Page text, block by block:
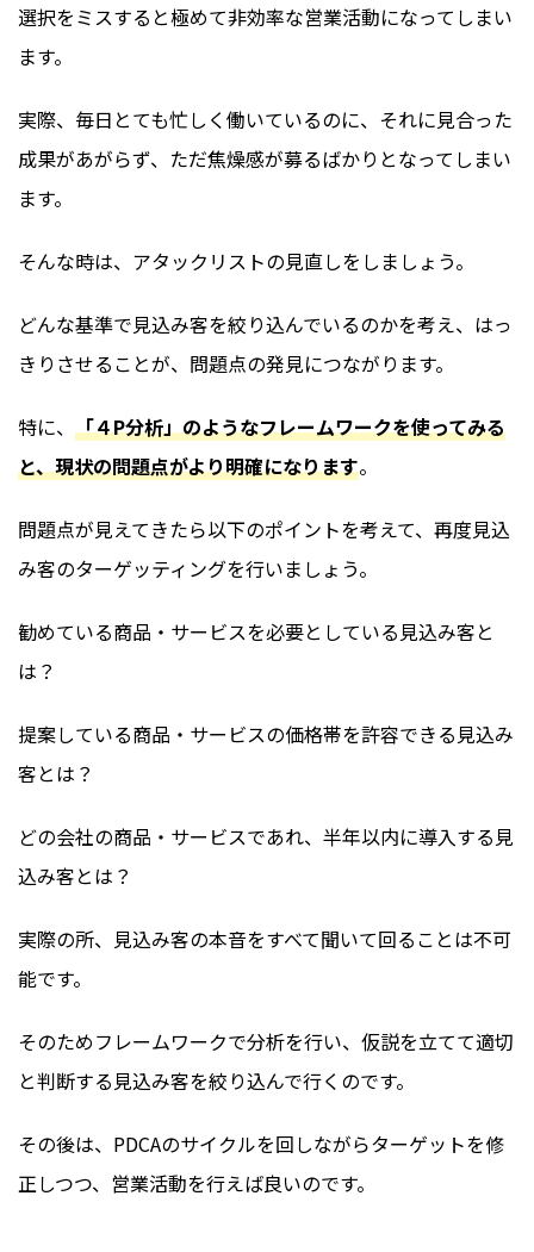
選択をミスすると極めて非効率な営業活動になってしまい
ます。
実際、毎日とても忙しく働いているのに、それに見合った
成果があがらず、ただ焦燥感が募るばかりとなってしまい
ます。
そんな時は、アタックリストの見直しをしましょう。
どんな基準で見込み客を絞り込んでいるのかを考え、はっ
きりさせることが、問題点の発見につながります。
特に、 「４P分析」のようなフレームワークを使ってみる
と、現状の問題点がより明確になります。
問題点が見えてきたら以下のポイントを考えて、再度見込
み客のターゲッティングを行いましょう。
勧めている商品・サービスを必要としている見込み客と
は？
提案している商品・サービスの価格帯を許容できる見込み
客とは？
どの会社の商品・サービスであれ、半年以内に導入する見
込み客とは？
実際の所、見込み客の本音をすべて聞いて回ることは不可
能です。
そのためフレームワークで分析を行い、仮説を立てて適切
と判断する見込み客を絞り込んで行くのです。
その後は、PDCAのサイクルを回しながらターゲットを修
正しつつ、営業活動を行えば良いのです。